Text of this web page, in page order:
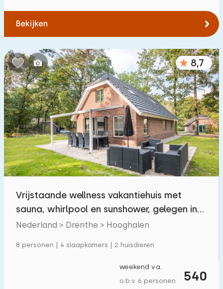
Bekijken
8,7
Vrijstaande wellness vakantiehuis met
sauna, whirlpool en sunshower, gelegen in
Drenthe
Nederland > Drenthe > Hooghalen
8 personen | 4 slaapkamers | 2 huisdieren
540
weekend v.a.
o.b.v. 6 personen